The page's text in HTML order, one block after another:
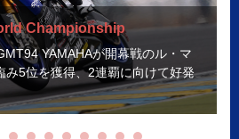
Championship
YAMAHAが開幕戦のル・マ
み5位を獲得、2連覇に向けて好発